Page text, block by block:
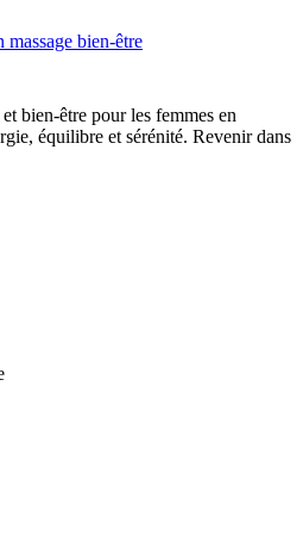
massage bien-être
bien-être pour les femmes en
équilibre et sérénité. Revenir dans